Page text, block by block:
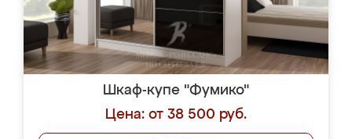
Шкаф-купе "Фумико"
Цена: от 38 500 руб.